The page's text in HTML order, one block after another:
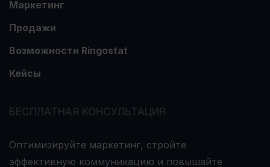
БЕСПЛАТНАЯ КОНСУЛЬТАЦИЯ
Оптимизируйте маркетинг, стройте
эффективную коммуникацию и повышайте
Маркетинг
Продажи
Возможности Ringostat
Кейсы